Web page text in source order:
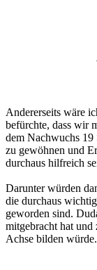
Andererseits wäre
befürchte, dass wir
dem Nachwuchs 19
zu gewöhnen und
durchaus hilfreich
Darunter würden
die durchaus
geworden sind.
mitgebracht hat
Achse bilden würde.